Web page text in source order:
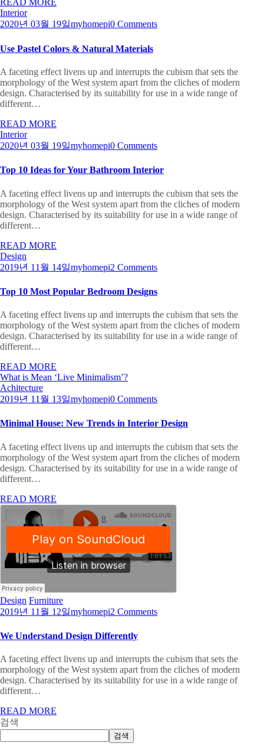
READ MORE
Interior
2020년 03월 19일myhomepi0 Comments
Use Pastel Colors & Natural Materials
A faceting effect livens up and interrupts the cubism that sets the
morphology of the West system apart from the cliches of modern
design. Characterised by its suitability for use in a wide range of
different…
READ MORE
Interior
2020년 03월 19일myhomepi0 Comments
Top 10 Ideas for Your Bathroom Interior
A faceting effect livens up and interrupts the cubism that sets the
morphology of the West system apart from the cliches of modern
design. Characterised by its suitability for use in a wide range of
different…
READ MORE
Design
2019년 11월 14일myhomepi2 Comments
Top 10 Most Popular Bedroom Designs
A faceting effect livens up and interrupts the cubism that sets the
morphology of the West system apart from the cliches of modern
design. Characterised by its suitability for use in a wide range of
different…
READ MORE
What is Mean ‘Live Minimalism’?
Achitecture
2019년 11월 13일myhomepi0 Comments
Minimal House: New Trends in Interior Design
A faceting effect livens up and interrupts the cubism that sets the
morphology of the West system apart from the cliches of modern
design. Characterised by its suitability for use in a wide range of
different…
READ MORE
Design Furniture
2019년 11월 12일myhomepi2 Comments
We Understand Design Differently
A faceting effect livens up and interrupts the cubism that sets the
morphology of the West system apart from the cliches of modern
design. Characterised by its suitability for use in a wide range of
different…
READ MORE
검색
검색